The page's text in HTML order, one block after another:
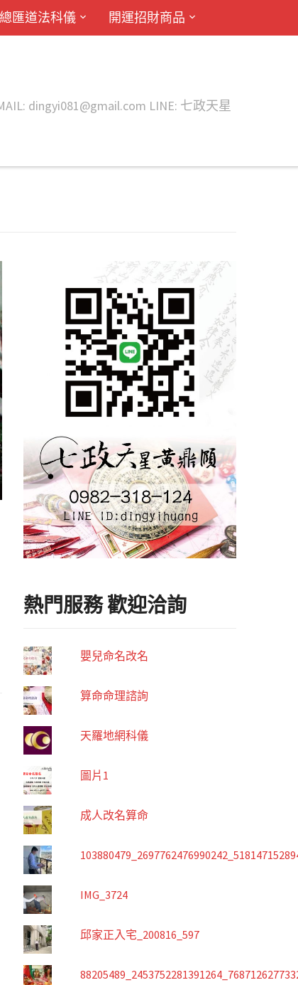
總匯道法科儀 開運招財商品
dingyi081@gmail.com LINE: 七政天星
熱門服務 歡迎洽詢
嬰兒命名改名
算命命理諮詢
天羅地網科儀
圖片1
成人改名算命
IMG_3724
邱家正入宅_200816_597